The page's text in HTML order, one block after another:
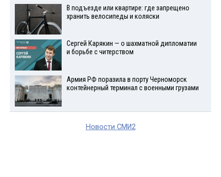
В подъезде или квартире: где запрещено
хранить велосипеды и коляски
Сергей Карякин — о шахматной дипломатии
и борьбе с читерством
Армия РФ поразила в порту Черноморск
контейнерный терминал с военными грузами
Новости СМИ2